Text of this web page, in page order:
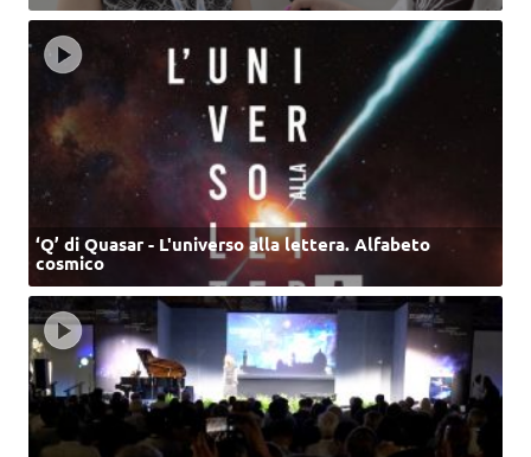
‘Q’ di Quasar - L'universo alla lettera. Alfabeto
cosmico